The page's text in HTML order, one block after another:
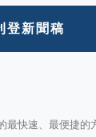
登新聞稿
快速、最便捷的